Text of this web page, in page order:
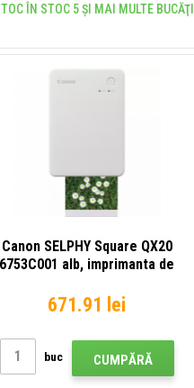
ÎN STOC 5 ȘI MAI MULTE BUCĂŢI
Canon SELPHY Square QX20
6753C001 alb, imprimanta de
671.91 lei
buc CUMPĂRĂ